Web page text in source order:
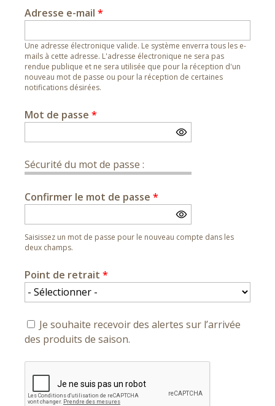
Adresse e-mail *
Une adresse électronique valide. Le système enverra tous les e-
mails à cette adresse. L'adresse électronique ne sera pas
rendue publique et ne sera utilisée que pour la réception d'un
nouveau mot de passe ou pour la réception de certaines
notifications désirées.
Mot de passe *
Sécurité du mot de passe :
Confirmer le mot de passe *
Saisissez un mot de passe pour le nouveau compte dans les
deux champs.
Point de retrait *
Je souhaite recevoir des alertes sur l’arrivée
des produits de saison.